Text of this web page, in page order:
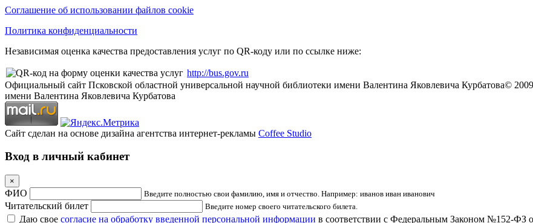
Соглашение об использовании файлов cookie
Политика конфиденциальности
Независимая оценка качества предоставления услуг по QR-коду или по ссылке ниже:
http://bus.gov.ru
Официальный сайт Псковской областной универсальной научной библиотеки имени Валентина Яковлевича Курбатова©
имени Валентина Яковлевича Курбатова
Сайт сделан на основе дизайна агентства интернет-рекламы Coffee Studio
Вход в личный кабинет
×
ФИО Введите полностью свои фамилию, имя и отчество. Например: иванов иван иванович
Читательский билет Введите номер своего читательского билета.
Даю свое согласие на обработку введенной персональной информации в соответствии с Федеральным Законом №152-ФЗ